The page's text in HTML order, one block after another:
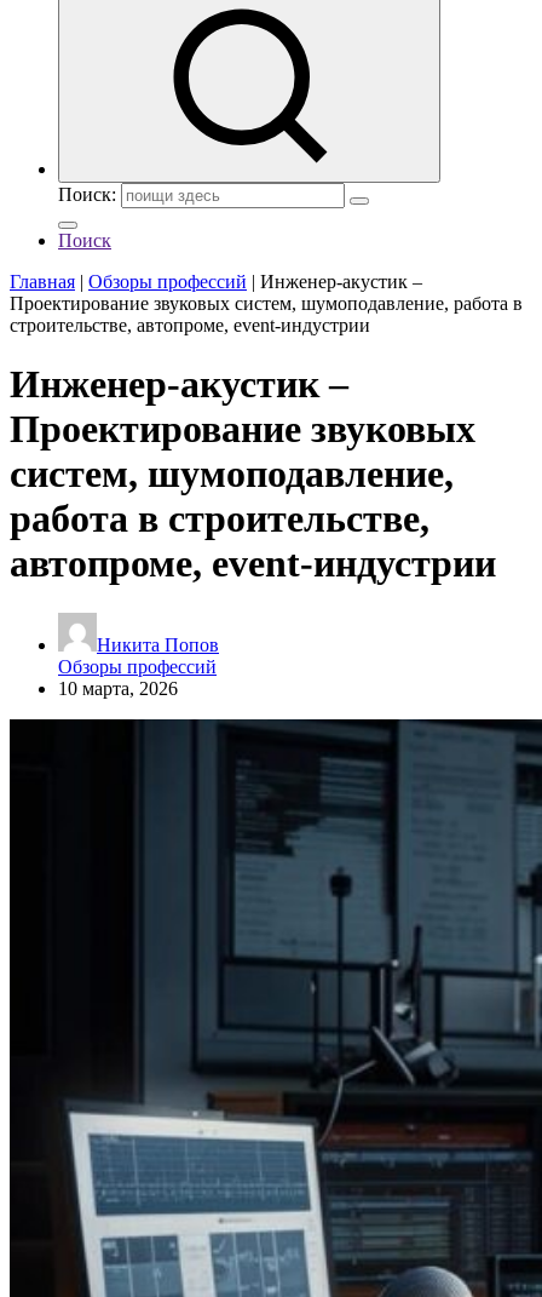
Поиск:
Поиск
Главная | Обзоры профессий | Инженер-акустик –
Проектирование звуковых систем, шумоподавление, работа в
строительстве, автопроме, event-индустрии
Инженер-акустик –
Проектирование звуковых
систем, шумоподавление,
работа в строительстве,
автопроме, event-индустрии
Никита Попов
Обзоры профессий
10 марта, 2026